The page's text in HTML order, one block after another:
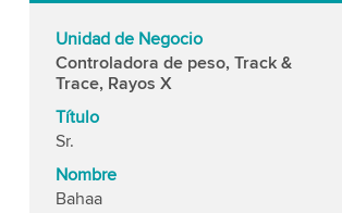
Unidad de Negocio
Controladora de peso, Track &
Trace, Rayos X
Título
Sr.
Nombre
Bahaa